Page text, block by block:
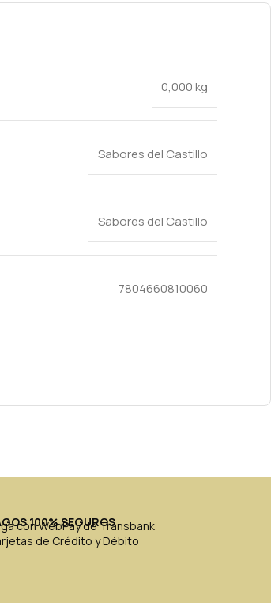
0,000 kg
Sabores del Castillo
Sabores del Castillo
7804660810060
100% SEGUROS
con WebPay de Transbank
de Crédito y Débito